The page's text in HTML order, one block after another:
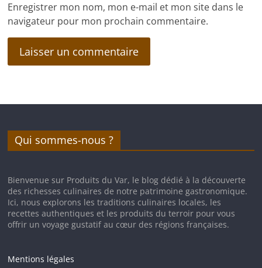
Enregistrer mon nom, mon e-mail et mon site dans le
navigateur pour mon prochain commentaire.
Qui sommes-nous ?
Bienvenue sur Produits du Var, le blog dédié à la découverte
des richesses culinaires de notre patrimoine gastronomique.
Ici, nous explorons les traditions culinaires locales, les
recettes authentiques et les produits du terroir pour vous
offrir un voyage gustatif au cœur des régions françaises.
Mentions légales